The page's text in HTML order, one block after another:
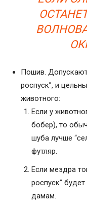
Пошив.
роспуск”, и
животного:
Если у
бобер), то
шуба лучше
футляр.
Если мездра
роспуск”
дамам.